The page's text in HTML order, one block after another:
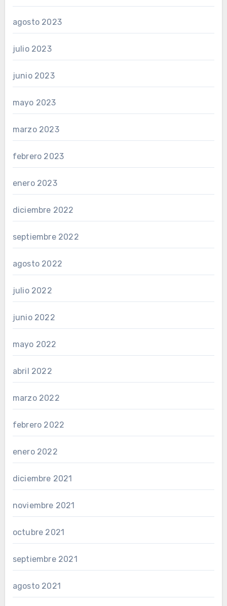
agosto 2023
julio 2023
junio 2023
mayo 2023
marzo 2023
febrero 2023
enero 2023
diciembre 2022
septiembre 2022
agosto 2022
julio 2022
junio 2022
mayo 2022
abril 2022
marzo 2022
febrero 2022
enero 2022
diciembre 2021
noviembre 2021
octubre 2021
septiembre 2021
agosto 2021